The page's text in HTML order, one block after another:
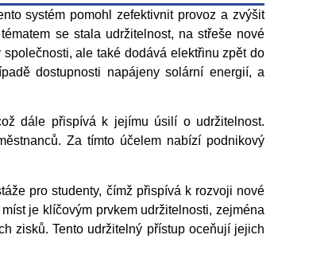
systém pomohl zefektivnit provoz a zvýšit
se stala udržitelnost, na střeše nové
ale také dodává elektřinu zpět do
dostupnosti napájeny solární energií, a
dále přispívá k jejímu úsilí o udržitelnost.
Za tímto účelem nabízí podnikový
pro studenty, čímž přispívá k rozvoji nové
je klíčovým prvkem udržitelnosti, zejména
zisků. Tento udržitelný přístup oceňují jejich